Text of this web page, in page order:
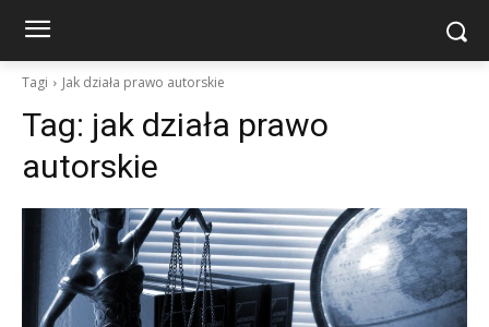
Tagi Jak działa prawo autorskie
Tag: jak działa prawo
autorskie